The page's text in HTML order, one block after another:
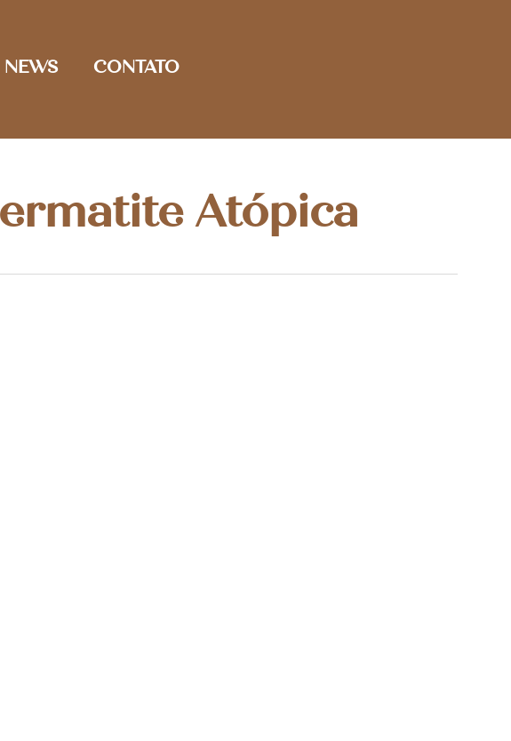
NEWS CONTATO
Atópica